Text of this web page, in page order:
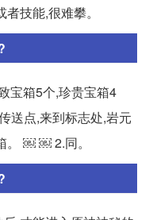
技能,很难攀。
宝箱5个,珍贵宝箱4
送点,来到标志处,岩元
。 ￼ ￼ 2.同。